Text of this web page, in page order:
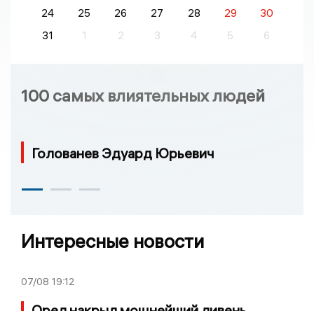
24
25 26 27 28 29
30
31
1 2 3 4 5 6
100 самых влиятельных людей
Голованев Эдуард Юрьевич
Интересные новости
07/08 19:12